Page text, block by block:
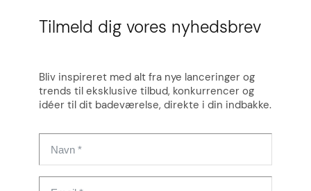
Tilmeld dig vores nyhedsbrev
Bliv inspireret med alt fra nye lanceringer og
trends til eksklusive tilbud, konkurrencer og
idéer til dit badeværelse, direkte i din indbakke.